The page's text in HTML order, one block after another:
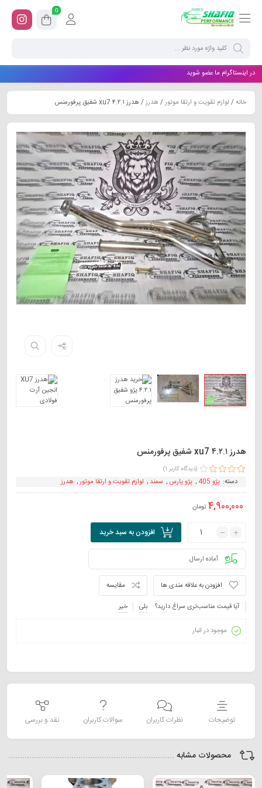
0
در اینستاگرام ما عضو شوید
خانه/ لوازم تقویت و ارتقا موتور/ هدرز/ هدرز ۴.۲.۱ xu7 شفیق پرفورمنس
هدرز ۴.۲.۱ xu7 شفیق پرفورمنس
امتیاز4.00
مشتری
(دیدگاه کاربر 1
)
دسته: پژو 405 , پژو پارس, سمند , لوازم تقویت و ارتقا موتور, هدرز
4,900,000 تومان
افزودن به سبد خرید
آماده ارسال
مقایسه
افزودن به علاقه مندی ها
آیا قیمت مناسب‌تری سراغ دارید؟
بلی خیر
موجود در انبار
توضیحات نظرات کاربران سوالات کاربران نقد و بررسی
محصولات مشابه